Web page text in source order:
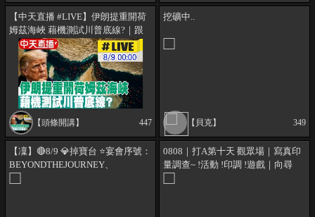
【中天直播 #LIVE】伊朗提重開荷
姆茲海峽 藉機測試川普底線?｜跟
美國毫無關係! 伊朗.阿曼最新協議
曝光｜專家解析 20260809 @頭條
開講HeadlinesTalk
【頭條開講】 447
挖礦中..
【貝克】 349
【凜】🔴8/9 💎掉寶台 ⭐宴會序號：
BEYONDTHEJOURNEY、
0808｜打A第十天 觀眾場｜寫真印
量調查~ !活動 !印調 !遊戲｜向尋